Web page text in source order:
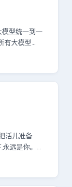
型统一到一
有大模型…
活儿准备
远是你。…